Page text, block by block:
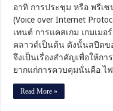
แกร่ง
หนุน
เครือ
ข่าย
WiFi
อัจฉริยะ
ไฟตก
อาทิ การประชุม หรือ พรีเ
(Voice over Internet
เทนต์ การแคสเกม เกมเมอ
คลาวด์เป็นต้น ดังนั้นสปีดข
จึงเป็นเรื่องสำคัญเพื่อให้ก
ยากแก่การควบคุมนั่นคือ ไ
Read More »